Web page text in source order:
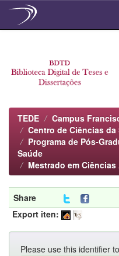
TEDE
Campus
Centro de Ciências da
Programa de Pós-
Saúde
Mestrado em
Share
Export iten:
Please use this identifier